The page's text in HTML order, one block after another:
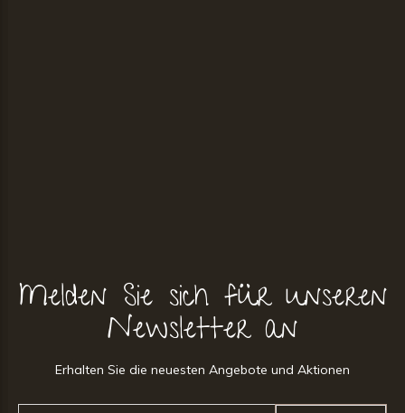
Melden Sie sich für unseren
Newsletter an
Erhalten Sie die neuesten Angebote und Aktionen